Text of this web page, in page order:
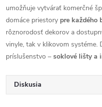
umožňuje vytvárať komerčné
domáce priestory pre každého
rôznorodosť dekorov a
vinyle, tak v klikovom systéme.
príslušenstvo – soklové lišty a
Diskusia